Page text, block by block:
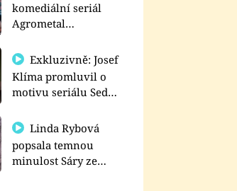
komediální seriál
Agrometal
prima+
Exkluzivně: Josef
Klíma promluvil o
motivu seriálu Sedm
Linda Rybová
popsala temnou
minulost Sáry ze